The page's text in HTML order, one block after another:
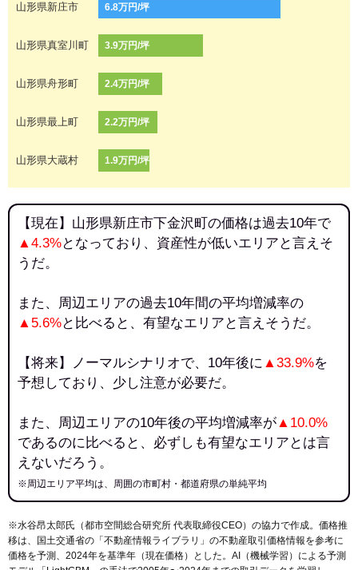
山形県新庄市 6.8万円/坪
山形県真室川町 3.9万円/坪
山形県舟形町 2.4万円/坪
山形県最上町 2.2万円/坪
山形県大蔵村 1.9万円/坪
【現在】山形県新庄市下金沢町の価格は過去10年で
▲4.3%となっており、資産性が低いエリアと言えそ
うだ。
また、周辺エリアの過去10年間の平均増減率の
▲5.6%と比べると、有望なエリアと言えそうだ。
【将来】ノーマルシナリオで、10年後に ▲33.9%を
予想しており、少し注意が必要だ。
また、周辺エリアの10年後の平均増減率が▲10.0%
であるのに比べると、必ずしも有望なエリアとは言
えないだろう。
※周辺エリア平均は、周囲の市町村・都道府県の単純平均
※水谷昂太郎氏（都市空間総合研究所 代表取締役CEO）の協力で作成。価格推
移は、国土交通省の「 不動産情報ライブラリ 」の不動産取引価格情報を参考に
価格を予測、2024年を基準年（現在価格）とした。AI（機械学習）による予測